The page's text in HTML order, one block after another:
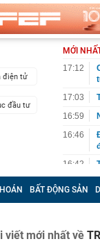
điện tử
đầu tư
MỚI
17:12
17:03
16:59
16:46
16:42
16:42
BẤT ĐỘNG SẢN
viết mới nhất về